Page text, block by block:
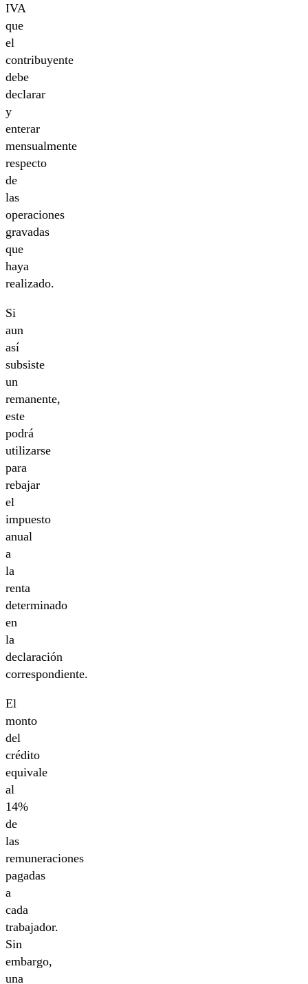
IVA
que
el
contribuyente
debe
declarar
y
enterar
mensualmente
respecto
de
las
operaciones
gravadas
que
haya
realizado.
Si
aun
así
subsiste
un
remanente,
este
podrá
utilizarse
para
rebajar
el
impuesto
anual
a
la
renta
determinado
en
la
declaración
correspondiente.
El
monto
del
crédito
equivale
al
14%
de
las
remuneraciones
pagadas
a
cada
trabajador.
Sin
embargo,
una